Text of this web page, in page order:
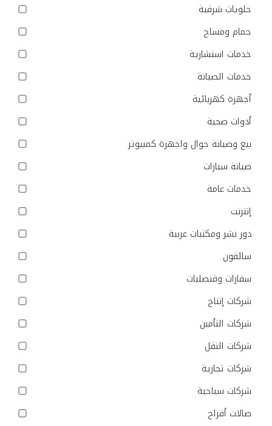
حلويات شرقية
حمام ومساج
خدمات استشارية
خدمات الصيانة
أجهزة كهربائية
أدوات صحية
بيع وصيانة جوال واجهزة كمبيوتر
صيانة سيارات
خدمات عامة
إنترنت
دور نشر ومكتبات عربية
سائقون
سفارات وقنصليات
شركات إنتاج
شركات التأمين
شركات النقل
شركات تجارية
شركات سياحية
صالات أفراح